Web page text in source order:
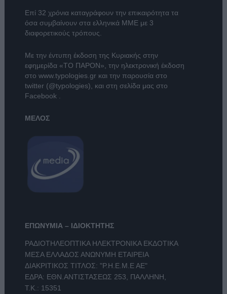
Επί 32 χρόνια καταγράφουν την επικαιρότητα τα
όσα συμβαίνουν στα ελληνικά ΜΜΕ με 3
διαφορετικούς τρόπους.
Με την έντυπη έκδοση της Κυριακής στην
εφημερίδα «ΤΟ ΠΑΡΟΝ», την ηλεκτρονική έκδοση
στο www.typologies.grκαι την παρουσία στο
twitter (@typologies), και στη σελίδα μας στο
Facebook .
ΜΕΛΟΣ
ΕΠΩΝΥΜΙΑ – ΙΔΙΟΚΤΗΤΗΣ
ΡΑΔΙΟΤΗΛΕΟΠΤΙΚΑ ΗΛΕΚΤΡΟΝΙΚΑ ΕΚΔΟΤΙΚΑ
ΜΕΣΑ ΕΛΛΑΔΟΣ ΑΝΩΝΥΜΗ ΕΤΑΙΡΕΙΑ
ΔΙΑΚΡΙΤΙΚΟΣ ΤΙΤΛΟΣ: "Ρ.Η.Ε.Μ.Ε ΑΕ"
ΕΔΡΑ: ΕΘΝ.ΑΝΤΙΣΤΑΣΕΩΣ 253, ΠΑΛΛΗΝΗ,
Τ.Κ.: 15351